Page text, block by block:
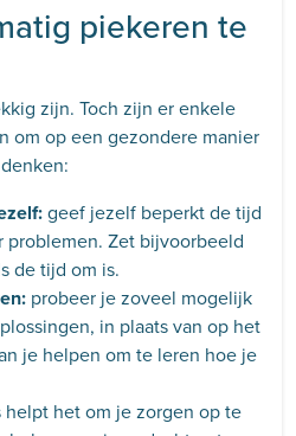
piekeren te
zijn. Toch zijn er enkele
om op een gezondere manier
geef jezelf beperkt de tijd
problemen. Zet bijvoorbeeld
de tijd om is.
probeer je zoveel mogelijk
in plaats van op het
je helpen om te leren hoe je
helpt het om je zorgen op te